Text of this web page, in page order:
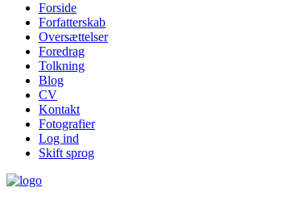
Forside
Forfatterskab
Oversættelser
Foredrag
Tolkning
Blog
CV
Kontakt
Fotografier
Log ind
Skift sprog